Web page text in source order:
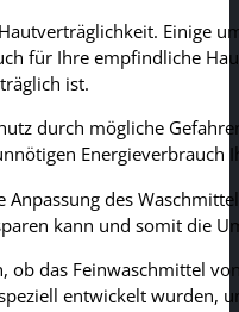
Einige
für Ihre empfindliche
ist.
durch mögliche
Energieverbrauch
des
kann und somit die
das Feinwaschmittel
entwickelt wurden,